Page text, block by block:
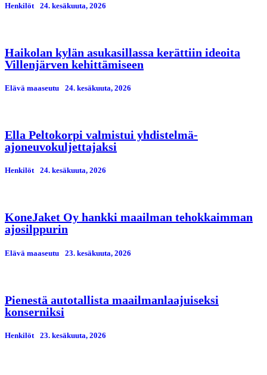
Henkilöt 24. kesäkuuta, 2026
Haikolan kylän asukasillassa kerättiin ideoita
Villenjärven kehittämiseen
Elävä maaseutu 24. kesäkuuta, 2026
Ella Peltokorpi valmistui yhdistelmä-
ajoneuvokuljettajaksi
Henkilöt 24. kesäkuuta, 2026
KoneJaket Oy hankki maailman tehokkaimman
ajosilppurin
Elävä maaseutu 23. kesäkuuta, 2026
Pienestä autotallista maailmanlaajuiseksi
konserniksi
Henkilöt 23. kesäkuuta, 2026